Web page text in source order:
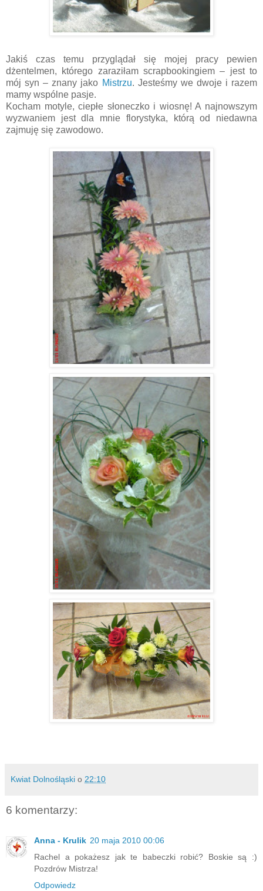
Jakiś czas temu przyglądał się mojej pracy pewien
dżentelmen, którego zaraziłam scrapbookingiem – jest to
mój syn – znany jako Mistrzu. Jesteśmy we dwoje i razem
mamy wspólne pasje.
Kocham motyle, ciepłe słoneczko i wiosnę! A najnowszym
wyzwaniem jest dla mnie florystyka, którą od niedawna
zajmuję się zawodowo.
Kwiat Dolnośląski o 22:10
6 komentarzy:
Anna - Krulik 20 maja 2010 00:06
Rachel a pokażesz jak te babeczki robić? Boskie są :)
Pozdrów Mistrza!
Odpowiedz